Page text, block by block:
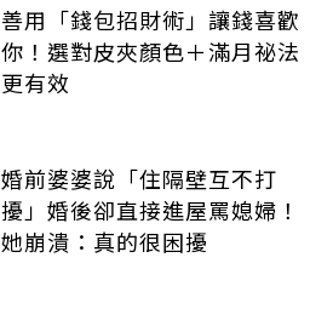
善用「錢包招財術」讓錢喜歡
你！選對皮夾顏色＋滿月祕法
更有效
婚前婆婆說「住隔壁互不打
擾」婚後卻直接進屋罵媳婦！
她崩潰：真的很困擾